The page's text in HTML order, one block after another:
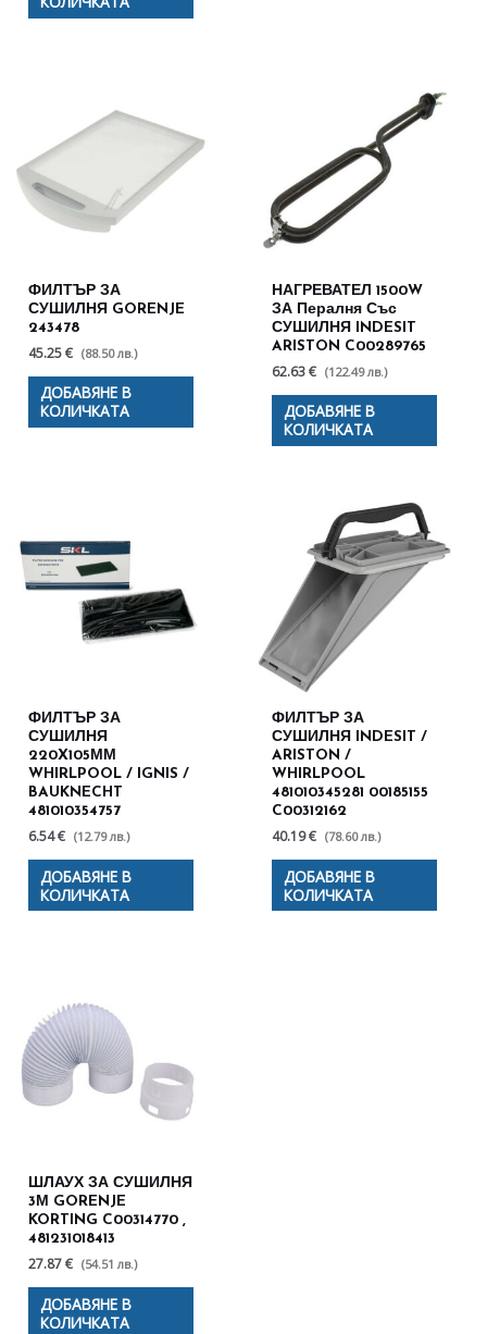
ФИЛТЪР ЗА
СУШИЛНЯ GORENJE
243478
45.25 € (88.50 лв.)
ДОБАВЯНЕ В
КОЛИЧКАТА
НАГРЕВАТЕЛ 1500W
ЗА Пералня Със
СУШИЛНЯ INDESIT
ARISTON C00289765
62.63 € (122.49 лв.)
ДОБАВЯНЕ В
КОЛИЧКАТА
ФИЛТЪР ЗА
СУШИЛНЯ
220X105ММ
WHIRLPOOL / IGNIS /
BAUKNECHT
481010354757
6.54 € (12.79 лв.)
ДОБАВЯНЕ В
КОЛИЧКАТА
ФИЛТЪР ЗА
СУШИЛНЯ INDESIT /
ARISTON /
WHIRLPOOL
481010345281 00185155
C00312162
40.19 € (78.60 лв.)
ДОБАВЯНЕ В
КОЛИЧКАТА
ШЛАУХ ЗА СУШИЛНЯ
3М GORENJE
KORTING C00314770 ,
481231018413
27.87 € (54.51 лв.)
ДОБАВЯНЕ В
КОЛИЧКАТА